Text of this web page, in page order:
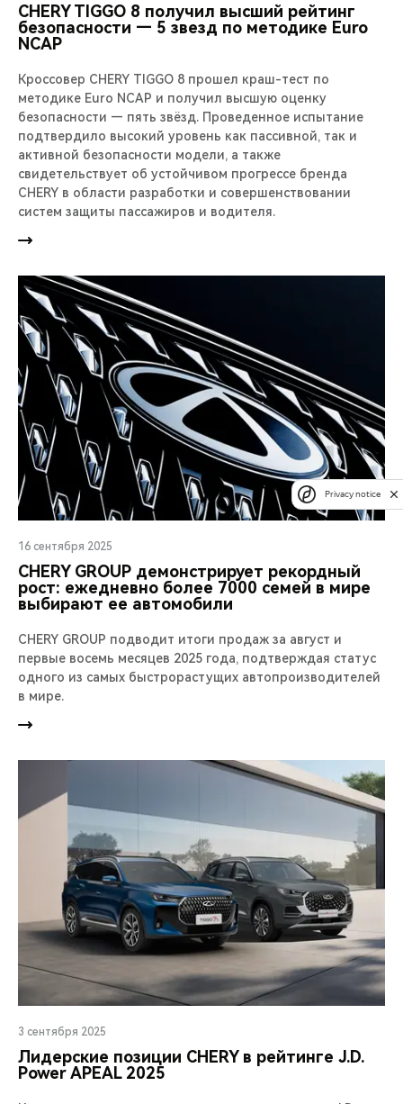
CHERY TIGGO 8 получил высший рейтинг
безопасности — 5 звезд по методике Euro
NCAP
Кроссовер CHERY TIGGO 8 прошел краш-тест по
методике Euro NCAP и получил высшую оценку
безопасности — пять звёзд. Проведенное испытание
подтвердило высокий уровень как пассивной, так и
активной безопасности модели, а также
свидетельствует об устойчивом прогрессе бренда
CHERY в области разработки и совершенствовании
систем защиты пассажиров и водителя.
16 сентября 2025
CHERY GROUP демонстрирует рекордный
рост: ежедневно более 7000 семей в мире
выбирают ее автомобили
CHERY GROUP подводит итоги продаж за август и
первые восемь месяцев 2025 года, подтверждая статус
одного из самых быстрорастущих автопроизводителей
в мире.
3 сентября 2025
Лидерские позиции CHERY в рейтинге J.D.
Power APEAL 2025
Privacy notice